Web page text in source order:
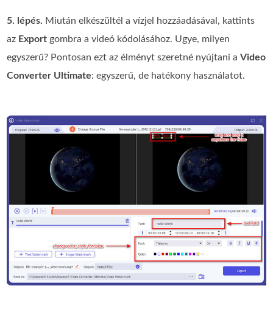
5. lépés. Miután elkészültél a vízjel hozzáadásával, kattints
az Export gombra a videó kódolásához. Ugye, milyen
egyszerű? Pontosan ezt az élményt szeretné nyújtani aVideo
Converter Ultimate: egyszerű, de hatékony használatot.